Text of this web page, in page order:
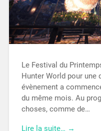
Le Festival du
Hunter World pour une
évènement a
du même mois. Au
choses, comme de…
Lire la suite… →